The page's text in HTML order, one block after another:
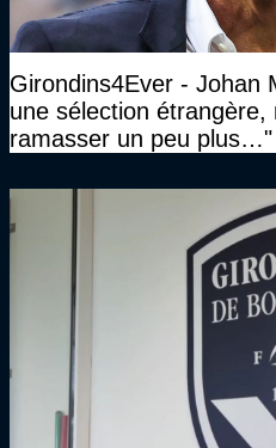
Girondins4Ever - Johan
une sélection étrangère,
ramasser un peu plus…"